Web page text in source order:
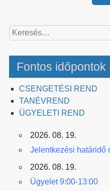
Keresés:
Fontos időpontok
CSENGETÉSI REND
TANÉVREND
ÜGYELETI REND
2026. 08. 19.
Jelentkezési határidő
2026. 08. 19.
Ügyelet 9:00-13:00